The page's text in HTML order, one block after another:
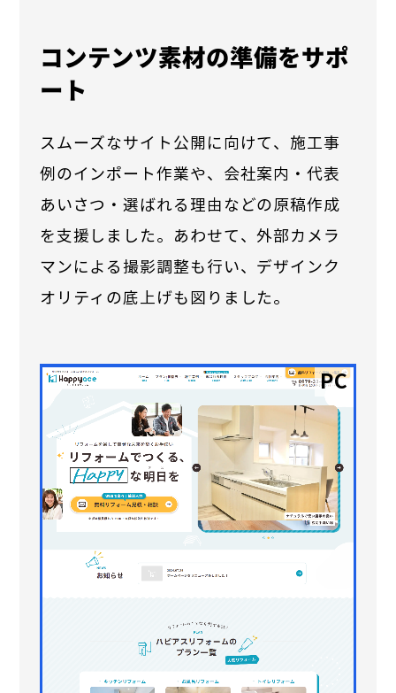
コンテンツ素材の準備をサポ
ート
スムーズなサイト公開に向けて、施工事
例のインポート作業や、会社案内・代表
あいさつ・選ばれる理由などの原稿作成
を支援しました。あわせて、外部カメラ
マンによる撮影調整も行い、デザインク
オリティの底上げも図りました。